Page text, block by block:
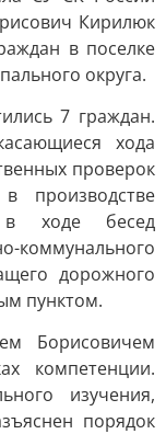
Кирилюк
в поселке
округа.
7 граждан.
хода
проверок
производстве
в ходе бесед
дорожного
пунктом.
Борисовичем
компетенции.
изучения,
порядок